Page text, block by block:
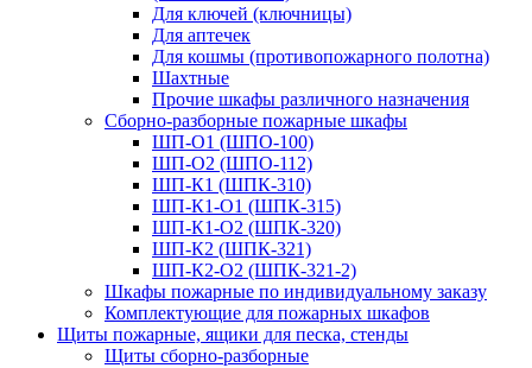
Для ключей (ключницы)
Для аптечек
Для кошмы (противопожарного полотна)
Шахтные
Прочие шкафы различного назначения
Сборно-разборные пожарные шкафы
ШП-О1 (ШПО-100)
ШП-О2 (ШПО-112)
ШП-К1 (ШПК-310)
ШП-К1-О1 (ШПК-315)
ШП-К1-О2 (ШПК-320)
ШП-К2 (ШПК-321)
ШП-К2-О2 (ШПК-321-2)
Шкафы пожарные по индивидуальному заказу
Комплектующие для пожарных шкафов
Щиты пожарные, ящики для песка, стенды
Щиты сборно-разборные